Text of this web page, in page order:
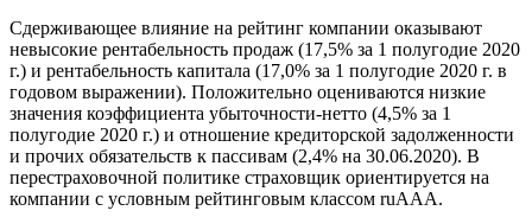
Сдерживающее влияние на рейтинг компании оказывают
невысокие рентабельность продаж (17,5% за 1 полугодие 2020
г.) и рентабельность капитала (17,0% за 1 полугодие 2020 г. в
годовом выражении). Положительно оцениваются низкие
значения коэффициента убыточности-нетто (4,5% за 1
полугодие 2020 г.) и отношение кредиторской задолженности
и прочих обязательств к пассивам (2,4% на 30.06.2020). В
перестраховочной политике страховщик ориентируется на
компании с условным рейтинговым классом ruAAA.